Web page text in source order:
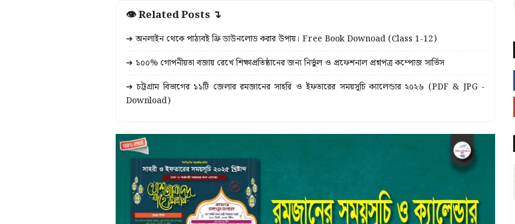
👁 Related Posts ↴
➜ অনলাইন থেকে পাঠ্যবই ফ্রি ডাউনলোড করার উপায়। Free Book Downoad (Class 1-12)
➜ ১০০% গোপনীয়তা বজায় রেখে শিক্ষাপ্রতিষ্ঠানের জন্য নির্ভুল ও প্রফেশনাল প্রশ্নপত্র কম্পোজ সার্ভিস
➜ চট্টগ্রাম বিভাগের ১১টি জেলার রমজানের সাহরি ও ইফতারের সময়সূচি ক্যালেন্ডার ২০২৬ (PDF & JPG -
Download)